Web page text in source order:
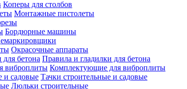
Коперы для столбов
Монтажные пистолеты
Бордюрные машины
Окрасочные аппараты
Правила и гладилки для бетона
Комплектующие для виброплиты
Тачки строительные и садовые
Люльки строительные